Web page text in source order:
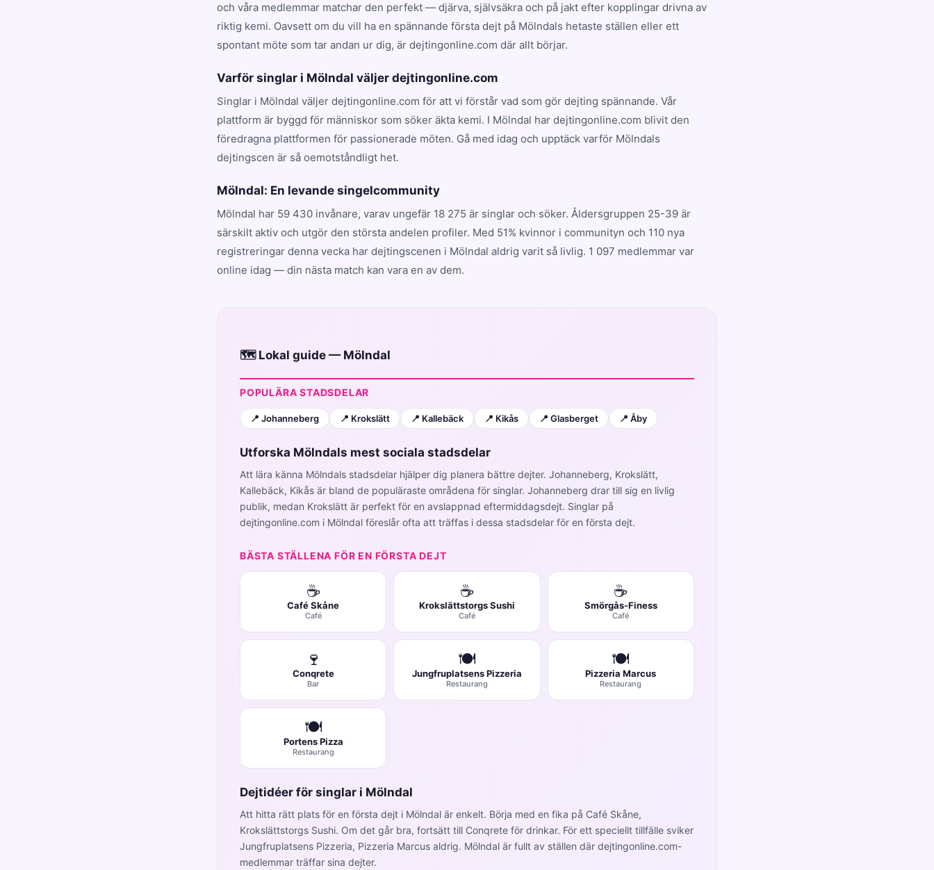
och våra medlemmar matchar den perfekt — djärva, självsäkra och på jakt efter kopplingar drivna av
riktig kemi. Oavsett om du vill ha en spännande första dejt på Mölndals hetaste ställen eller ett
spontant möte som tar andan ur dig, är dejtingonline.com där allt börjar.
Varför singlar i Mölndal väljer dejtingonline.com
Singlar i Mölndal väljer dejtingonline.com för att vi förstår vad som gör dejting spännande. Vår
plattform är byggd för människor som söker äkta kemi. I Mölndal har dejtingonline.com blivit den
föredragna plattformen för passionerade möten. Gå med idag och upptäck varför Mölndals
dejtingscen är så oemotståndligt het.
Mölndal: En levande singelcommunity
Mölndal har 59 430 invånare, varav ungefär 18 275 är singlar och söker. Åldersgruppen 25-39 är
särskilt aktiv och utgör den största andelen profiler. Med 51% kvinnor i communityn och 110 nya
registreringar denna vecka har dejtingscenen i Mölndal aldrig varit så livlig. 1 097 medlemmar var
online idag — din nästa match kan vara en av dem.
🗺️ Lokal guide — Mölndal
POPULÄRA STADSDELAR
📍 Johanneberg 📍 Krokslätt 📍 Kallebäck 📍 Kikås 📍 Glasberget 📍 Åby
Utforska Mölndals mest sociala stadsdelar
Att lära känna Mölndals stadsdelar hjälper dig planera bättre dejter. Johanneberg, Krokslätt,
Kallebäck, Kikås är bland de populäraste områdena för singlar. Johanneberg drar till sig en livlig
publik, medan Krokslätt är perfekt för en avslappnad eftermiddagsdejt. Singlar på
dejtingonline.com i Mölndal föreslår ofta att träffas i dessa stadsdelar för en första dejt.
BÄSTA STÄLLENA FÖR EN FÖRSTA DEJT
☕
Café Skåne
Café
☕
Krokslättstorgs Sushi
Café
☕
Smörgås-Finess
Café
🍷
Conqrete
Bar
🍽️
Jungfruplatsens Pizzeria
Restaurang
🍽️
Pizzeria Marcus
Restaurang
🍽️
Portens Pizza
Restaurang
Dejtidéer för singlar i Mölndal
Att hitta rätt plats för en första dejt i Mölndal är enkelt. Börja med en fika på Café Skåne,
Krokslättstorgs Sushi. Om det går bra, fortsätt till Conqrete för drinkar. För ett speciellt tillfälle sviker
Jungfruplatsens Pizzeria, Pizzeria Marcus aldrig. Mölndal är fullt av ställen där dejtingonline.com-
medlemmar träffar sina dejter.